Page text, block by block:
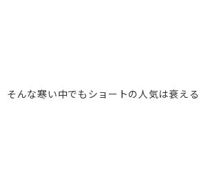
そんな寒い中でもショートの人気は衰え